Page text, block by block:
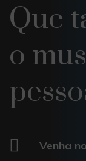
Que
o
Venha